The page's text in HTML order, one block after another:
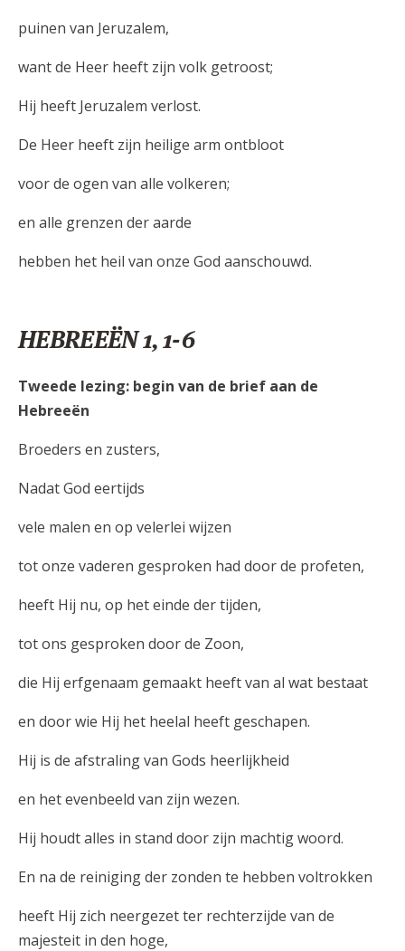
puinen van Jeruzalem,
want de Heer heeft zijn volk getroost;
Hij heeft Jeruzalem verlost.
De Heer heeft zijn heilige arm ontbloot
voor de ogen van alle volkeren;
en alle grenzen der aarde
hebben het heil van onze God aanschouwd.
HEBREEËN 1, 1-6
Tweede lezing: begin van de brief aan de
Hebreeën
Broeders en zusters,
Nadat God eertijds
vele malen en op velerlei wijzen
tot onze vaderen gesproken had door de profeten,
heeft Hij nu, op het einde der tijden,
tot ons gesproken door de Zoon,
die Hij erfgenaam gemaakt heeft van al wat bestaat
en door wie Hij het heelal heeft geschapen.
Hij is de afstraling van Gods heerlijkheid
en het evenbeeld van zijn wezen.
Hij houdt alles in stand door zijn machtig woord.
En na de reiniging der zonden te hebben voltrokken
heeft Hij zich neergezet ter rechterzijde van de
majesteit in den hoge,